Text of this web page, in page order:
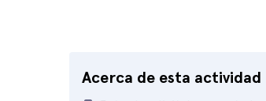
Acerca de esta actividad